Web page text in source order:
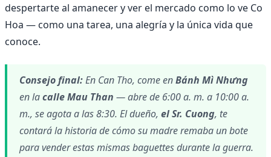
despertarte al amanecer y ver el mercado como lo ve Co
Hoa — como una tarea, una alegría y la única vida que
conoce.
Consejo final:En Can Tho, come enBánh Mì Nhưng
en lacalle Mau Than — abre de 6:00 a. m. a 10:00 a.
m., se agota a las 8:30. El dueño, el Sr. Cuong, te
contará la historia de cómo su madre remaba un bote
para vender estas mismas baguettes durante la guerra.